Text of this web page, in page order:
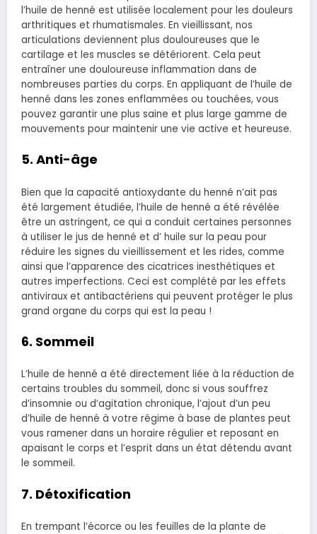
l’huile de henné est utilisée localement pour les douleurs
arthritiques et rhumatismales. En vieillissant, nos
articulations deviennent plus douloureuses que le
cartilage et les muscles se détériorent. Cela peut
entraîner une douloureuse inflammation dans de
nombreuses parties du corps. En appliquant de l’huile de
henné dans les zones enflammées ou touchées, vous
pouvez garantir une plus saine et plus large gamme de
mouvements pour maintenir une vie active et heureuse.
5. Anti-âge
Bien que la capacité antioxydante du henné n’ait pas
été largement étudiée, l’huile de henné a été révélée
être un astringent, ce qui a conduit certaines personnes
à utiliser le jus de henné et d’ huile sur la peau pour
réduire les signes du vieillissement et les rides, comme
ainsi que l’apparence des cicatrices inesthétiques et
autres imperfections. Ceci est complété par les effets
antiviraux et antibactériens qui peuvent protéger le plus
grand organe du corps qui est la peau !
6. Sommeil
L’huile de henné a été directement liée à la réduction de
certains troubles du sommeil, donc si vous souffrez
d’insomnie ou d’agitation chronique, l’ajout d’un peu
d’huile de henné à votre régime à base de plantes peut
vous ramener dans un horaire régulier et reposant en
apaisant le corps et l’esprit dans un état détendu avant
le sommeil.
7. Détoxification
En trempant l’écorce ou les feuilles de la plante de